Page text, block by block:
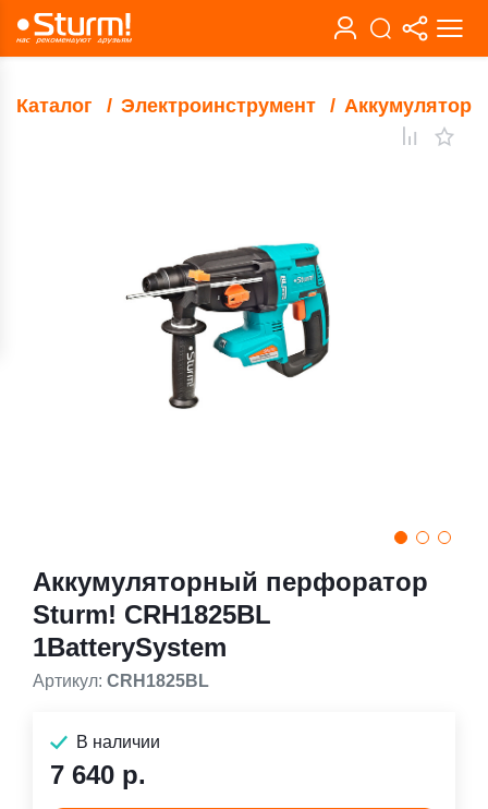
Каталог Электроинструмент
Аккумуляторный перфоратор
Sturm! CRH1825BL
1BatterySystem
Артикул: CRH1825BL
В наличии
7 640 р.